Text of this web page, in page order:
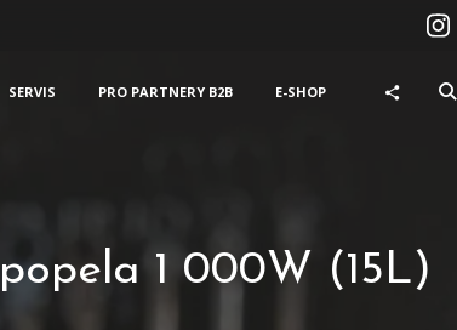
SERVIS PRO PARTNERY B2B E-SHOP
1 000W (15L)